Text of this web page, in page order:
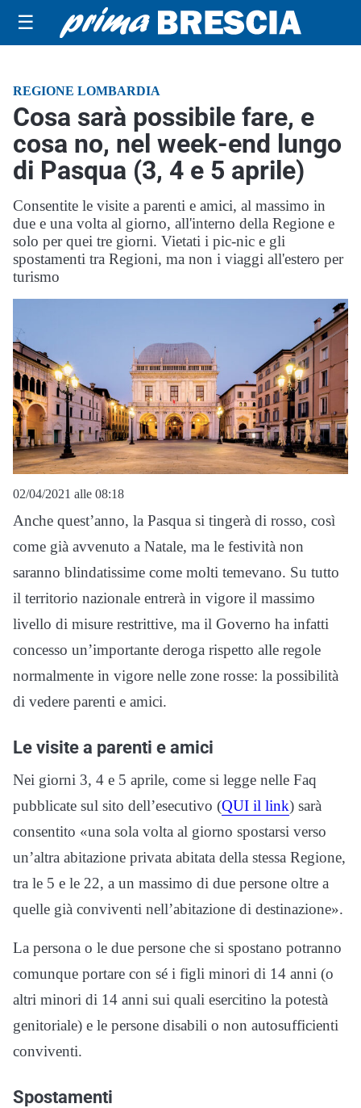
☰
REGIONE LOMBARDIA
Cosa sarà possibile fare, e
cosa no, nel week-end lungo
di Pasqua (3, 4 e 5 aprile)
Consentite le visite a parenti e amici, al massimo in
due e una volta al giorno, all'interno della Regione e
solo per quei tre giorni. Vietati i pic-nic e gli
spostamenti tra Regioni, ma non i viaggi all'estero per
turismo
02/04/2021 alle 08:18
Anche quest’anno, la Pasqua si tingerà di rosso, così
come già avvenuto a Natale, ma le festività non
saranno blindatissime come molti temevano. Su tutto
il territorio nazionale entrerà in vigore il massimo
livello di misure restrittive, ma il Governo ha infatti
concesso un’importante deroga rispetto alle regole
normalmente in vigore nelle zone rosse: la possibilità
di vedere parenti e amici.
Le visite a parenti e amici
Nei giorni 3, 4 e 5 aprile, come si legge nelle Faq
pubblicate sul sito dell’esecutivo (QUI il link) sarà
consentito «una sola volta al giorno spostarsi verso
un’altra abitazione privata abitata della stessa Regione,
tra le 5 e le 22, a un massimo di due persone oltre a
quelle già conviventi nell’abitazione di destinazione».
La persona o le due persone che si spostano potranno
comunque portare con sé i figli minori di 14 anni (o
altri minori di 14 anni sui quali esercitino la potestà
genitoriale) e le persone disabili o non autosufficienti
conviventi.
Spostamenti